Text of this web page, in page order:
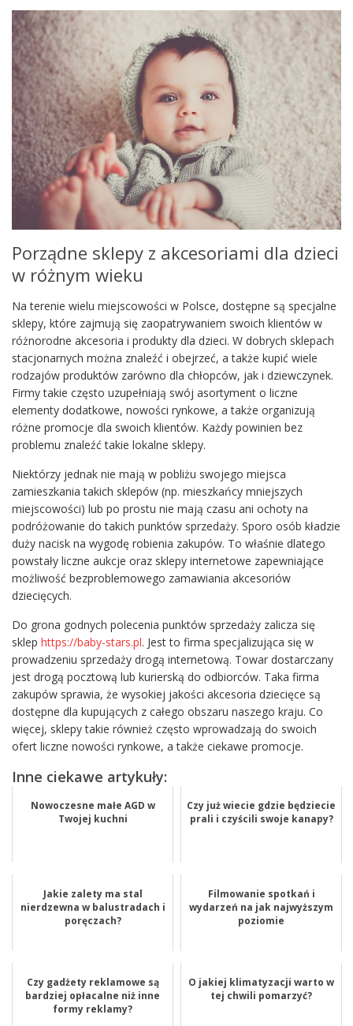
Porządne sklepy z akcesoriami dla dzieci
w różnym wieku
Na terenie wielu miejscowości w Polsce, dostępne są specjalne
sklepy, które zajmują się zaopatrywaniem swoich klientów w
różnorodne akcesoria i produkty dla dzieci. W dobrych sklepach
stacjonarnych można znaleźć i obejrzeć, a także kupić wiele
rodzajów produktów zarówno dla chłopców, jak i dziewczynek.
Firmy takie często uzupełniają swój asortyment o liczne
elementy dodatkowe, nowości rynkowe, a także organizują
różne promocje dla swoich klientów. Każdy powinien bez
problemu znaleźć takie lokalne sklepy.
Niektórzy jednak nie mają w pobliżu swojego miejsca
zamieszkania takich sklepów (np. mieszkańcy mniejszych
miejscowości) lub po prostu nie mają czasu ani ochoty na
podróżowanie do takich punktów sprzedaży. Sporo osób kładzie
duży nacisk na wygodę robienia zakupów. To właśnie dlatego
powstały liczne aukcje oraz sklepy internetowe zapewniające
możliwość bezproblemowego zamawiania akcesoriów
dziecięcych.
Do grona godnych polecenia punktów sprzedaży zalicza się
sklep https://baby-stars.pl. Jest to firma specjalizująca się w
prowadzeniu sprzedaży drogą internetową. Towar dostarczany
jest drogą pocztową lub kurierską do odbiorców. Taka firma
zakupów sprawia, że wysokiej jakości akcesoria dziecięce są
dostępne dla kupujących z całego obszaru naszego kraju. Co
więcej, sklepy takie również często wprowadzają do swoich
ofert liczne nowości rynkowe, a także ciekawe promocje.
Inne ciekawe artykuły:
Nowoczesne małe AGD w
Twojej kuchni
Czy już wiecie gdzie będziecie
prali i czyścili swoje kanapy?
Jakie zalety ma stal
nierdzewna w balustradach i
poręczach?
Filmowanie spotkań i
wydarzeń na jak najwyższym
poziomie
Czy gadżety reklamowe są
bardziej opłacalne niż inne
formy reklamy?
O jakiej klimatyzacji warto w
tej chwili pomarzyć?